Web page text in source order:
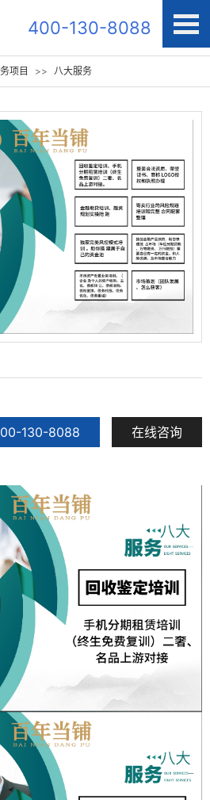
400-130-8088
项目 >> 八大服务
在线咨询
130-8088